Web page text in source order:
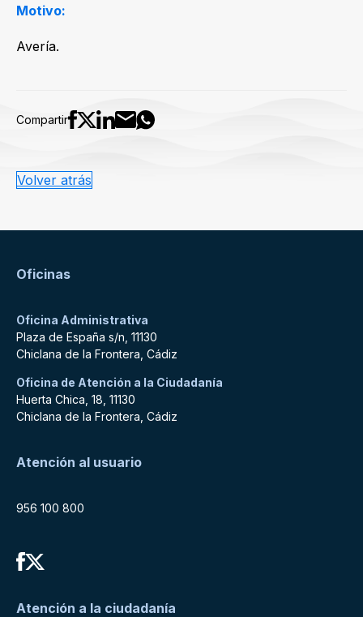
Motivo:
Avería.
Compartir
Volver atrás
Oficinas
Oficina Administrativa
Plaza de España s/n, 11130
Chiclana de la Frontera, Cádiz
Oficina de Atención a la Ciudadanía
Huerta Chica, 18, 11130
Chiclana de la Frontera, Cádiz
Atención al usuario
956 100 800
Atención a la ciudadanía